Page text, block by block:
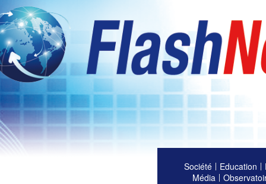
Société Education
Média